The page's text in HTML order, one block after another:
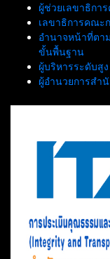
ผู้ช่วยเลขาธิกา
เลขาธิการคณะ
อำนาจหน้าที่ตา
ขั้นพื้นฐาน
ผู้บริหารระดับสูง
ผู้อำนวยการสำ